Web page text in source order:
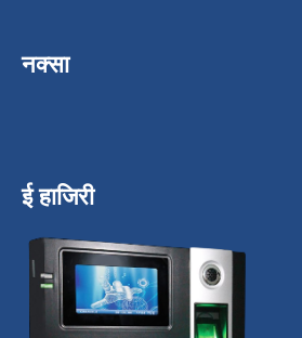
नक्सा
ई हाजिरी